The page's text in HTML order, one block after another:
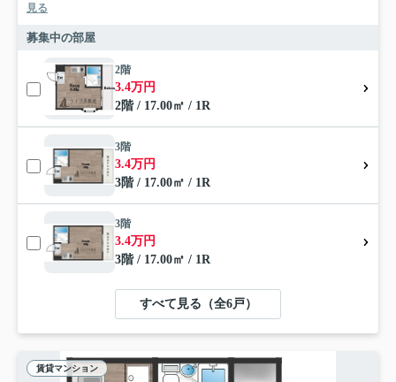
見る
募集中の部屋
2階
3.4万円
2階 / 17.00㎡ / 1R
3階
3.4万円
3階 / 17.00㎡ / 1R
3階
3.4万円
3階 / 17.00㎡ / 1R
すべて見る（全6戸）
賃貸マンション